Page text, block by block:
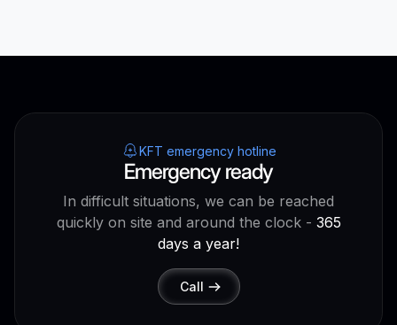
KFT emergency hotline
Emergency ready
In difficult situations, we can be reached
quickly on site and around the clock - 365
days a year!
Call